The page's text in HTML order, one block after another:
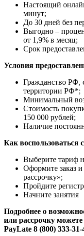
Настоящий
минут;
До 30 дней без
Выгодно –
от 1,9% в месяц;
Срок
Условия
Гражданство РФ,
территории РФ*;
Минимальный
Стоимость
150 000 рублей;
Наличие
Как воспользоваться
Выберите тариф
Оформите заказ
рассрочку»;
Пройдите
Начните занятия
Подробнее о
или рассрочку
PayLate 8 (800) 333-31-